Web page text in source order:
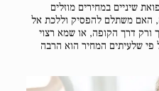
שיניים במחירים מוזלים
האם משתלם להפסיק וללכת אל
ורק דרך הקופה, או שמא רצוי
שלעיתים המחיר הוא הרבה